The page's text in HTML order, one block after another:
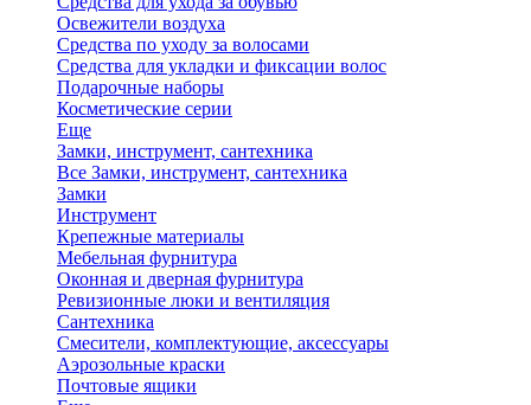
Освежители воздуха
Средства по уходу за волосами
Средства для укладки и фиксации волос
Подарочные наборы
Косметические серии
Еще
Замки, инструмент, сантехника
Все Замки, инструмент, сантехника
Замки
Инструмент
Крепежные материалы
Мебельная фурнитура
Оконная и дверная фурнитура
Ревизионные люки и вентиляция
Сантехника
Смесители, комплектующие, аксессуары
Аэрозольные краски
Почтовые ящики